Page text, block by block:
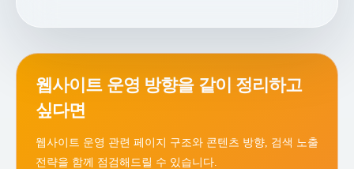
웹사이트 운영 방향을 같이 정리하고
싶다면
웹사이트 운영 관련 페이지 구조와 콘텐츠 방향, 검색 노출
전략을 함께 점검해드릴 수 있습니다.